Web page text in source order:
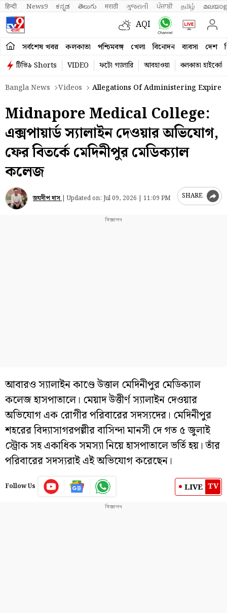
हिन्दी News9 ಕನ್ನಡ తెలుగు मराठी ગુજરાતી ਪੰਜਾਬੀ தமிழ்
AQI
সর্বশেষ খবর কলকাতা পশ্চিমবঙ্গ খেলা বিনোদন ব্যবসা দেশ
টিভি৯ Shorts VIDEO ফটো গ্যালারি আবহাওয়া
কলকাতা হাইকোর্ট
Bangla News
Videos Allegations Of Administering
Midnapore Medical College:
এক্সপায়ার্ড স্যালাইন দেওয়ার অভিযোগ,
ফের বিতর্কে মেদিনীপুর মেডিক্যাল
কলেজ
জয়দীপ দাস | Updated on: Jul 09, 2026 | 11:09 PM SHARE
আবারও স্যালাইন কাণ্ডে উত্তাল মেদিনীপুর মেডিক্যাল
কলেজ হাসপাতালে। মেয়াদ উত্তীর্ণ স্যালাইন দেওয়ার
অভিযোগ এক রোগীর পরিবারের সদস্যদের। মেদিনীপুর
শহরের বিদ্যাসাগরপল্লীর বাসিন্দা মানসী দে গত ৫ জুলাই
স্ট্রোক সহ একাধিক সমস্যা নিয়ে হাসপাতালে ভর্তি হয়। তাঁর
পরিবারের সদস্যরাই এই অভিযোগ করেছেন।
Follow Us LIVE TV